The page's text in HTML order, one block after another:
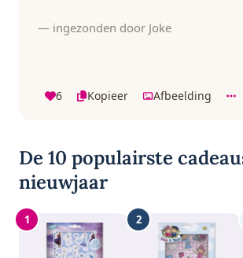
— ingezonden door Joke
6 Kopieer Afbeelding
De 10 populairste
nieuwjaar
1 2